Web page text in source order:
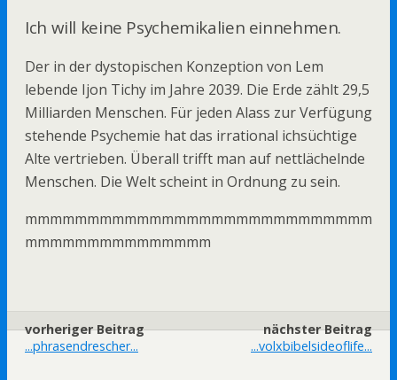
Ich will keine Psychemikalien einnehmen.
Der in der dystopischen Konzeption von Lem
lebende Ijon Tichy im Jahre 2039. Die Erde zählt 29,5
Milliarden Menschen. Für jeden Alass zur Verfügung
stehende Psychemie hat das irrational ichsüchtige
Alte vertrieben. Überall trifft man auf nettlächelnde
Menschen. Die Welt scheint in Ordnung zu sein.
mmmmmmmmmmmmmmmmmmmmmmmmmmmm
mmmmmmmmmmmmmmm
vorheriger Beitrag
...phrasendrescher...
nächster Beitrag
...volxbibelsideoflife...